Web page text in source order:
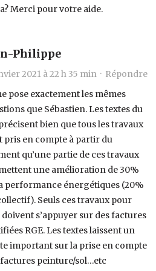
Merci pour votre aide.
Philippe
2021 à 22 h 35 min · Répondre
pose exactement les mêmes
que Sébastien. Les textes du
bien que tous les travaux
pris en compte à partir du
qu’une partie de ces travaux
une amélioration de 30%
performance énergétiques (20%
Seuls ces travaux pour
s’appuyer sur des factures
RGE. Les textes laissent un
important sur la prise en compte
factures peinture/sol…etc